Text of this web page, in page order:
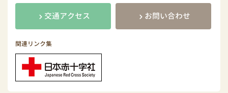
交通アクセス お問い合わせ
関連リンク集